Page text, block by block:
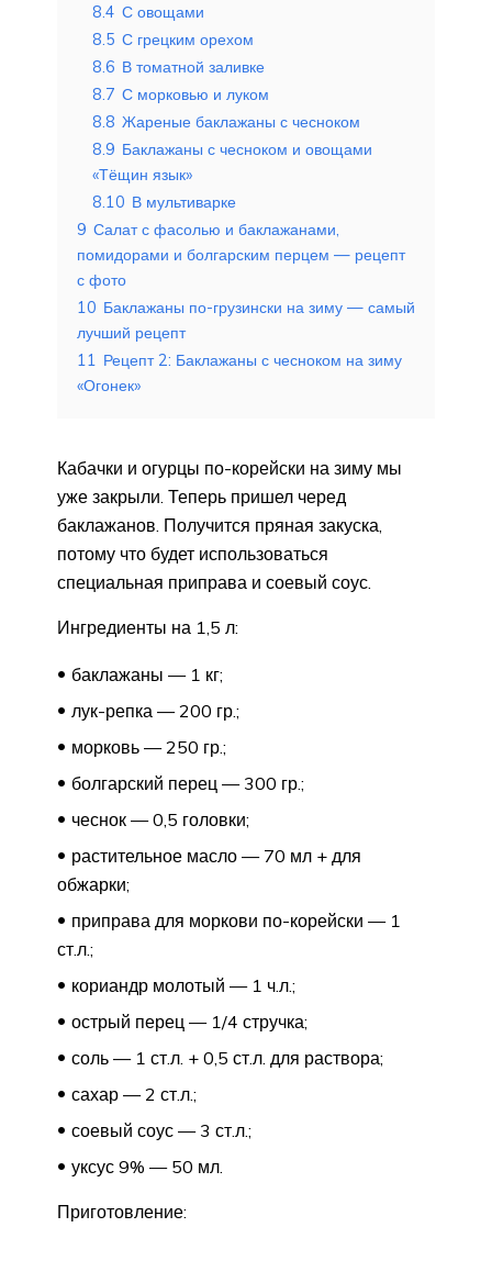
8.4 С овощами
8.5 С грецким орехом
8.6 В томатной заливке
8.7 С морковью и луком
8.8 Жареные баклажаны с чесноком
8.9 Баклажаны с чесноком и овощами
«Тёщин язык»
8.10 В мультиварке
9 Салат с фасолью и баклажанами,
помидорами и болгарским перцем — рецепт
с фото
10 Баклажаны по-грузински на зиму — самый
лучший рецепт
11 Рецепт 2: Баклажаны с чесноком на зиму
«Огонек»
Кабачки и огурцы по-корейски на зиму мы
уже закрыли. Теперь пришел черед
баклажанов. Получится пряная закуска,
потому что будет использоваться
специальная приправа и соевый соус.
Ингредиенты на 1,5 л:
баклажаны — 1 кг;
лук-репка — 200 гр.;
морковь — 250 гр.;
болгарский перец — 300 гр.;
чеснок — 0,5 головки;
растительное масло — 70 мл + для
обжарки;
приправа для моркови по-корейски — 1
ст.л.;
кориандр молотый — 1 ч.л.;
острый перец — 1/4 стручка;
соль — 1 ст.л. + 0,5 ст.л. для раствора;
сахар — 2 ст.л.;
соевый соус — 3 ст.л.;
уксус 9% — 50 мл.
Приготовление: